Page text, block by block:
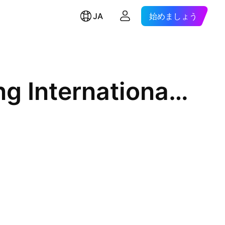
JA 始めましょう
Semiconductor Manufacturing International Corp.